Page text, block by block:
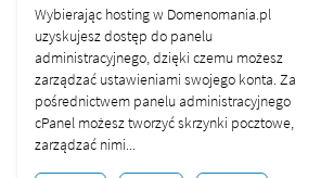
Wybierając hosting w Domenomania.pl
uzyskujesz dostęp do panelu
administracyjnego, dzięki czemu możesz
zarządzać ustawieniami swojego konta. Za
pośrednictwem panelu administracyjnego
cPanel możesz tworzyć skrzynki pocztowe,
zarządzać nimi...